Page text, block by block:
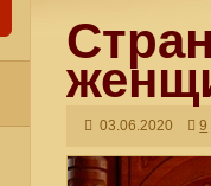
03.06.2020 9